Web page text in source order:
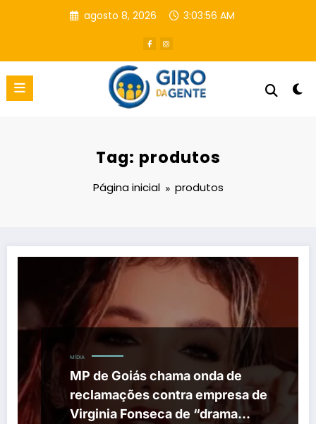
agosto 8, 2026 3:03:56 AM
Tag: produtos
Página inicial produtos
MÍDIA
MP de Goiás chama onda de
reclamações contra empresa de
Virginia Fonseca de “drama